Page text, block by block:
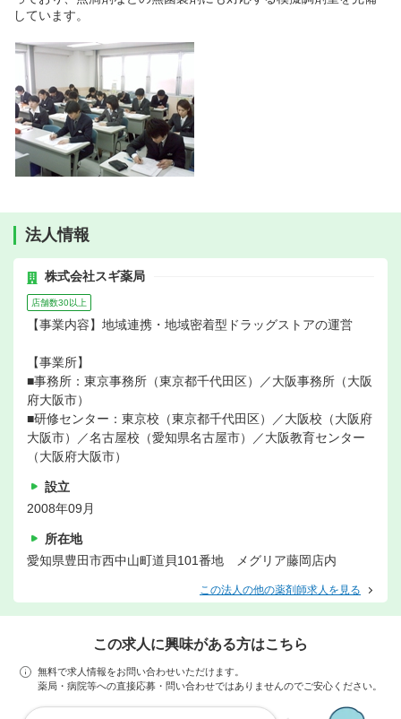
しています。
法人情報
株式会社スギ薬局
店舗数30以上
【事業内容】地域連携・地域密着型ドラッグストアの運営
【事業所】
■事務所：東京事務所（東京都千代田区）／大阪事務所（大阪
府大阪市）
■研修センター：東京校（東京都千代田区）／大阪校（大阪府
大阪市）／名古屋校（愛知県名古屋市）／大阪教育センター
（大阪府大阪市）
設立
2008年09月
所在地
愛知県豊田市西中山町道貝101番地 メグリア藤岡店内
この法人の他の薬剤師求人を見る
この求人に興味がある方はこちら
無料で求人情報をお問い合わせいただけます。
薬局・病院等への直接応募・問い合わせではありませんのでご安心ください。